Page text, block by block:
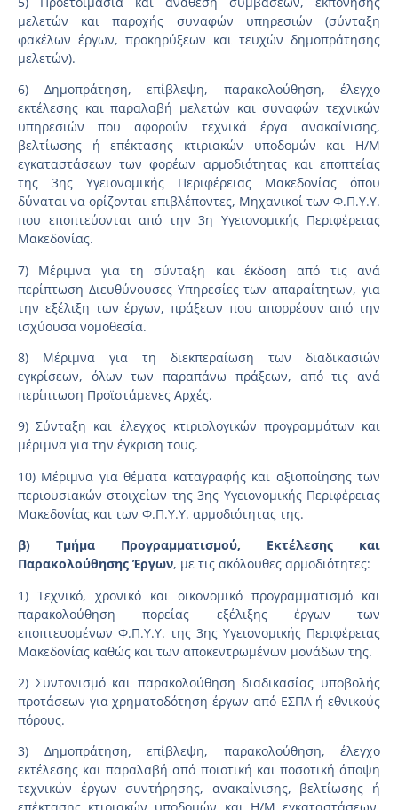
μελετών και παροχής συναφών υπηρεσιών (σύνταξη
φακέλων έργων, προκηρύξεων και τευχών δημοπράτησης
μελετών).
6) Δημοπράτηση, επίβλεψη, παρακολούθηση, έλεγχο
εκτέλεσης και παραλαβή μελετών και συναφών τεχνικών
υπηρεσιών που αφορούν τεχνικά έργα ανακαίνισης,
βελτίωσης ή επέκτασης κτιριακών υποδομών και Η/Μ
εγκαταστάσεων των φορέων αρμοδιότητας και εποπτείας
της 3ης Υγειονομικής Περιφέρειας Μακεδονίας όπου
δύναται να ορίζονται επιβλέποντες, Μηχανικοί των Φ.Π.Υ.Υ.
που εποπτεύονται από την 3η Υγειονομικής Περιφέρειας
Μακεδονίας.
7) Μέριμνα για τη σύνταξη και έκδοση από τις ανά
περίπτωση Διευθύνουσες Υπηρεσίες των απαραίτητων, για
την εξέλιξη των έργων, πράξεων που απορρέουν από την
ισχύουσα νομοθεσία.
8) Μέριμνα για τη διεκπεραίωση των διαδικασιών
εγκρίσεων, όλων των παραπάνω πράξεων, από τις ανά
περίπτωση Προϊστάμενες Αρχές.
9) Σύνταξη και έλεγχος κτιριολογικών προγραμμάτων και
μέριμνα για την έγκριση τους.
10) Μέριμνα για θέματα καταγραφής και αξιοποίησης των
περιουσιακών στοιχείων της 3ης Υγειονομικής Περιφέρειας
Μακεδονίας και των Φ.Π.Υ.Υ. αρμοδιότητας της.
β) Τμήμα Προγραμματισμού, Εκτέλεσης και
Παρακολούθησης Έργων, με τις ακόλουθες αρμοδιότητες:
1) Τεχνικό, χρονικό και οικονομικό προγραμματισμό και
παρακολούθηση πορείας εξέλιξης έργων των
εποπτευομένων Φ.Π.Υ.Υ. της 3ης Υγειονομικής Περιφέρειας
Μακεδονίας καθώς και των αποκεντρωμένων μονάδων της.
2) Συντονισμό και παρακολούθηση διαδικασίας υποβολής
προτάσεων για χρηματοδότηση έργων από ΕΣΠΑ ή εθνικούς
πόρους.
3) Δημοπράτηση, επίβλεψη, παρακολούθηση, έλεγχο
εκτέλεσης και παραλαβή από ποιοτική και ποσοτική άποψη
τεχνικών έργων συντήρησης, ανακαίνισης, βελτίωσης ή